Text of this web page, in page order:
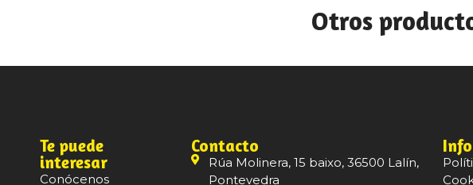
Otros
Te puede
interesar
Conócenos
Contacto
Rúa Molinera, 15 baixo, 36500 Lalín,
Pontevedra